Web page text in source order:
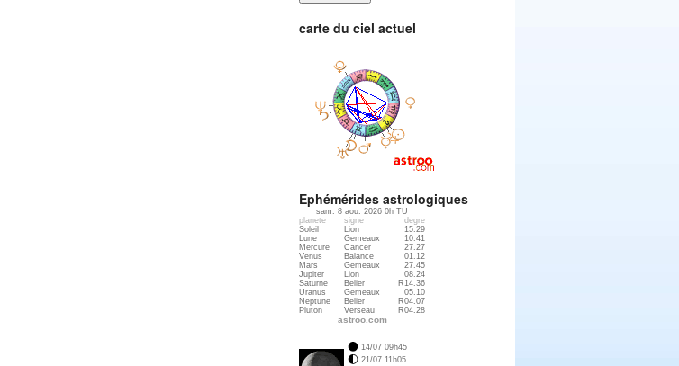
carte du ciel actuel
Ephémérides astrologiques
sam. 8 aou. 2026 0h TU
planete
signe
degre
Soleil
Lion
15.29
Lune
Gemeaux
10.41
Mercure
Cancer
27.27
Venus
Balance
01.12
Mars
Gemeaux
27.45
Jupiter
Lion
08.24
Saturne
Belier
R14.36
Uranus
Gemeaux
05.10
Neptune
Belier
R04.07
Pluton
Verseau R04.28
astroo.com
14/07 09h45
21/07 11h05